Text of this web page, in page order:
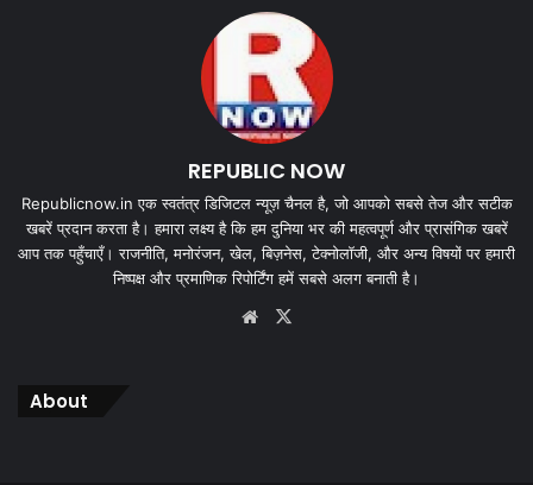
REPUBLIC NOW
Republicnow.in एक स्वतंत्र डिजिटल न्यूज़ चैनल है, जो आपको सबसे तेज और सटीक
खबरें प्रदान करता है। हमारा लक्ष्य है कि हम दुनिया भर की महत्वपूर्ण और प्रासंगिक खबरें
आप तक पहुँचाएँ। राजनीति, मनोरंजन, खेल, बिज़नेस, टेक्नोलॉजी, और अन्य विषयों पर हमारी
निष्पक्ष और प्रमाणिक रिपोर्टिंग हमें सबसे अलग बनाती है।
Website
About